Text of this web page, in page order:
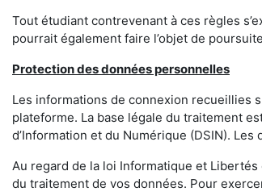
Tout étudiant contrevenant à ces règles
pourrait également faire l’objet de
Protection des données personnelles
Les informations de connexion recueillies
plateforme. La base légale du traitement
d’Information et du Numérique (DSIN).
Au regard de la loi Informatique et
du traitement de vos données. Pour